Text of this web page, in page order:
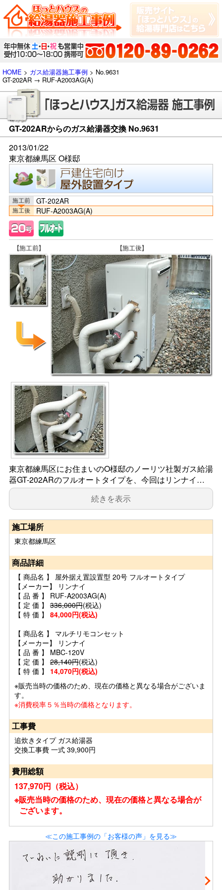
HOME > ガス給湯器施工事例 > No.9631
GT-202AR → RUF-A2003AG(A)
GT-202ARからのガス給湯器交換 No.9631
2013/01/22
東京都練馬区 O様邸
GT-202AR
RUF-A2003AG(A)
東京都練馬区にお住まいのO様邸のノーリツ社製ガス給湯
器GT-202ARのフルオートタイプを、今回はリンナイ…
続きを表示
施工場所
東京都練馬区
商品詳細
【 商品名 】 屋外据え置設置型 20号 フルオートタイプ
【メーカー】 リンナイ
【 品 番 】 RUF-A2003AG(A)
【 定 価 】 336,000円(税込)
【 特 価 】 84,000円(税込)
【 商品名 】 マルチリモコンセット
【メーカー】 リンナイ
【 品 番 】 MBC-120V
【 定 価 】 28,140円(税込)
【 特 価 】 14,070円(税込)
※販売当時の価格のため、現在の価格と異なる場合がございま
す。
※消費税率５％当時の価格となります。
工事費
追炊きタイプ ガス給湯器
交換工事費 一式 39,900円
費用総額
137,970円（税込）
※販売当時の価格のため、現在の価格と異なる場合が
ございます。
≪この施工事例の「お客様の声」を見る≫